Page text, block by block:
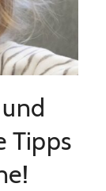
Tipps